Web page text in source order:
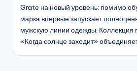
Grate на новый уровень: помимо
марка впервые запускает
мужскую линии одежды. Коллекция
«Когда солнце заходит»